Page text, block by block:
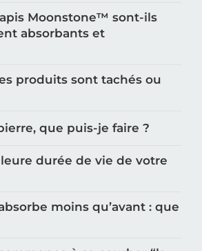
Moonstone™️ sont-ils
absorbants et
produits sont tachés ou
que puis-je faire ?
durée de vie de votre
moins qu’avant : que